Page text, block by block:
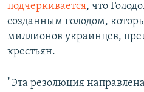
подчеркивается, что
созданным голодом,
миллионов украинцев,
крестьян.
"Эта резолюция